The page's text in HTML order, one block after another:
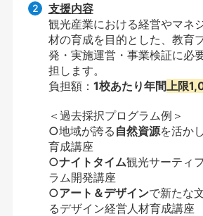
支援内容
観光産業における経営やマネ
材の育成を目的とした、教育
発・実施運営・事業検証に必
担します。
負担額： 1校あたり年間上限
＜過去採択プログラム例＞
○地域が誇る 自然資源を活か
育成講座
○ナイトタイム観光サーティ
ラム開発講座
○アート＆デザインで新たな
るデザイン経営人材育成講座